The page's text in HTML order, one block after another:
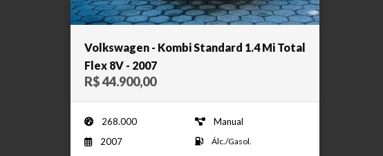
Volkswagen - Kombi Standard 1.4 Mi Total
Flex 8V - 2007
R$ 44.900,00
268.000
Manual
2007
Álc./Gasol.